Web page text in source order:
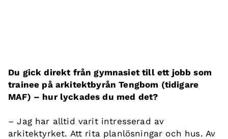
Du gick direkt från gymnasiet till ett jobb som
trainee på arkitektbyrån Tengbom (tidigare
MAF) – hur lyckades du med det?
– Jag har alltid varit intresserad av
arkitektyrket. Att rita planlösningar och hus. Av